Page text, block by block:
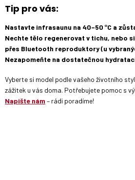
Tip pro vás:
Nastavte infrasaunu na 40–50 °C a
Nechte tělo regenerovat v tichu, nebo
přes Bluetooth reproduktory (u
Nezapomeňte na dostatečnou
Vyberte si model podle vašeho životního
zážitek u vás doma. Potřebujete pomoc s
Napište nám – rádi poradíme!